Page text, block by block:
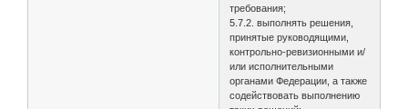
требования;
5.7.2. выполнять решения,
принятые руководящими,
контрольно-ревизионными и/
или исполнительными
органами Федерации, а также
содействовать выполнению